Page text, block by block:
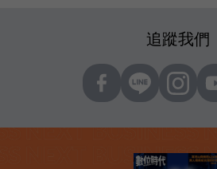
追蹤我們